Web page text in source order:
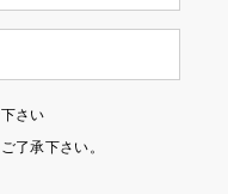
さい
了承下さい。